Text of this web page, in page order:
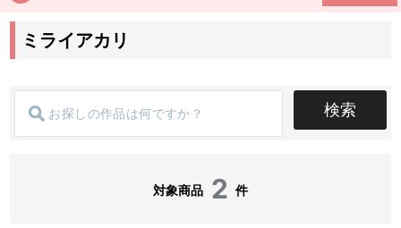
ミライアカリ
検索
対象商品 2 件